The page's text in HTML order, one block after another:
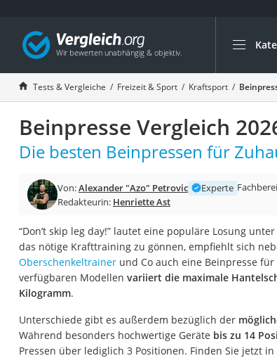
Die
Freizeit &
Trampolin
Trampolin
Futterboot
Air Bike
Tests & Vergleiche Freizeit & Sport Kraftsport
Beinpresse Vergleich
Die besten Beinpressen für
Von:Alexander "Azo" Petrovic Experte
Redakteurin: Henriette Ast
“Don’t skip leg day!” lautet eine populäre Losung
das nötige Krafttraining zu gönnen, empfiehlt sich
Oberschenkeltrainerund Co auch eine Beinpresse
verfügbaren Modellen variiert die maximale
Kilogramm.
Unterschiede gibt es außerdem bezüglich der
Während besonders hochwertige Geräte bis zu 14
Pressen über lediglich 3 Positionen. Finden Sie jetzt